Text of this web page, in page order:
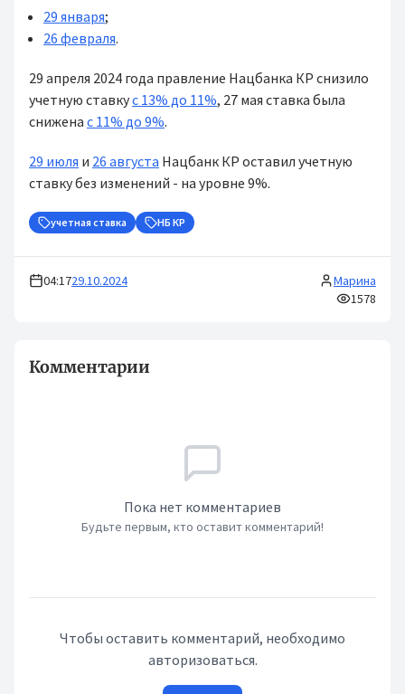
29 января;
26 февраля.
29 апреля 2024 года правление Нацбанка КР снизило
учетную ставкус 13% до 11%, 27 мая ставка была
снижена с 11% до 9%.
29 июля и 26 августа Нацбанк КР оставил учетную
ставку без изменений - на уровне 9%.
учетная ставка НБ КР
04:1729.10.2024
Марина
1578
Комментарии
Пока нет комментариев
Будьте первым, кто оставит комментарий!
Чтобы оставить комментарий, необходимо
авторизоваться.